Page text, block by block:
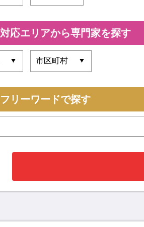
対応エリアから専門家を探す
フリーワードで探す